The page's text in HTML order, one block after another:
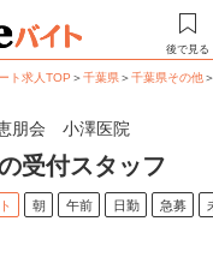
後で見る
ト求人TOP ＞千葉県＞千葉県その他＞
朋会 小澤医院
受付スタッフ
朝 午前 日勤 急募